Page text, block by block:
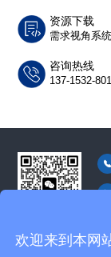
资源下载
需求视角系
咨询热线
137-1532-
微信客服
欢迎来到本网